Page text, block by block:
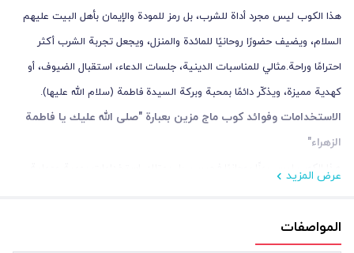
هذا الكوب ليس مجرد أداة للشرب، بل رمز للمودة والإيمان بأهل البيت عليهم
السلام، ويضيف حضورًا روحانيًا للمائدة والمنزل، ويجعل تجربة الشرب أكثر
احترامًا وراحة.مثالي للمناسبات الدينية، جلسات الدعاء، استقبال الضيوف، أو
كهدية مميزة، ويذكّر دائمًا بمحبة وبركة السيدة فاطمة (سلام الله عليها).
الاستخدامات وفوائد كوب ماج مزين بعبارة "صلى الله عليك يا فاطمة
الزهراء"
هذا الكوب ليس رمزًا روحانيًا فحسب، بل يمتلك استخدامات يومية وعملية
الدينية
، كما يمكن أن يكون
الفوائد الرئيسية للمنتج
عرض المزيد
المواصفات